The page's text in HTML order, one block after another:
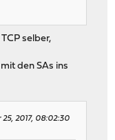
selber,
den SAs ins
2017, 08:02:30